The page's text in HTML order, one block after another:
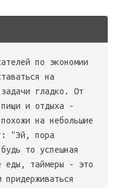
по экономии
на
гладко. От
пищи и отдыха -
на небольшие
"Эй, пора
то успешная
еды, таймеры - это